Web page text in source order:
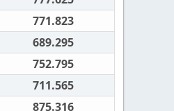
771.823
689.295
752.795
711.565
875.316